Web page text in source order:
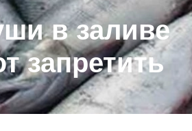
в заливе
запретить